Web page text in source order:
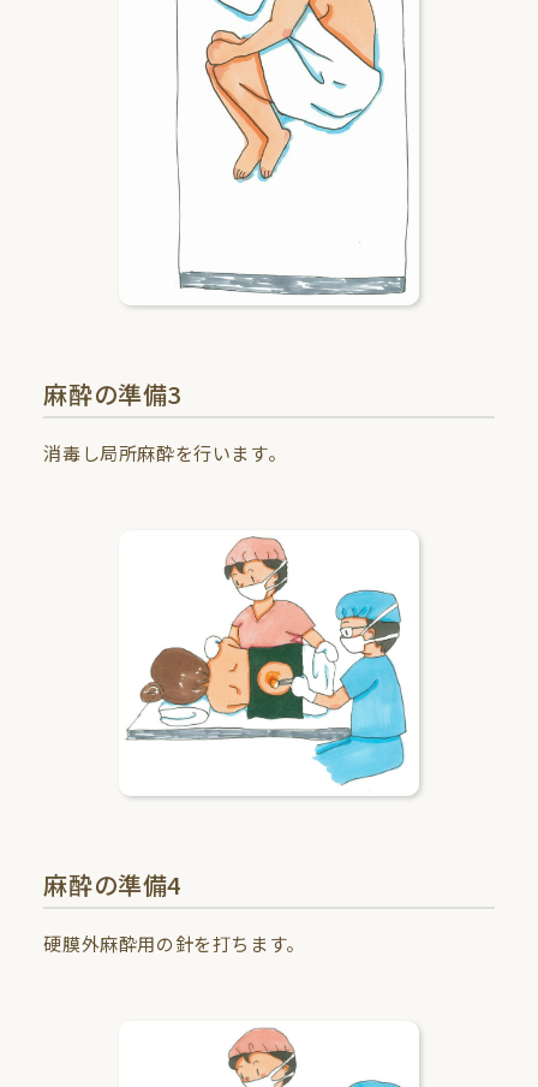
麻酔の準備3
消毒し局所麻酔を行います。
麻酔の準備4
硬膜外麻酔用の針を打ちます。